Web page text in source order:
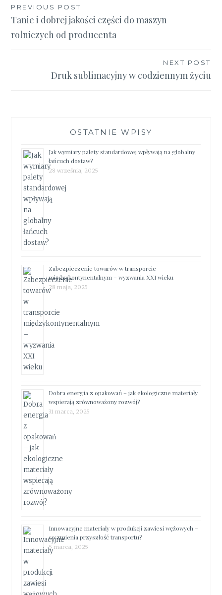
Nawigacja
wpisu
PREVIOUS POST
Tanie i dobrej jakości części do maszyn
rolniczych od producenta
NEXT POST
Druk sublimacyjny w codziennym życiu
OSTATNIE WPISY
Jak wymiary palety standardowej wpływają na globalny
łańcuch dostaw?
28 września, 2025
Zabezpieczenie towarów w transporcie
międzykontynentalnym – wyzwania XXI wieku
28 maja, 2025
Dobra energia z opakowań – jak ekologiczne materiały
wspierają zrównoważony rozwój?
31 marca, 2025
Innowacyjne materiały w produkcji zawiesi wężowych –
co zmienia przyszłość transportu?
5 marca, 2025